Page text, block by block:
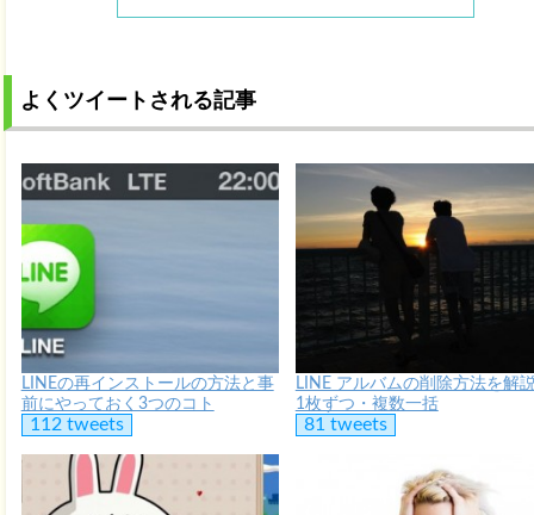
よくツイートされる記事
LINEの再インストールの方法と事
前にやっておく3つのコト
112 tweets
LINE アルバムの削除方法を解
1枚ずつ・複数一括
81 tweets